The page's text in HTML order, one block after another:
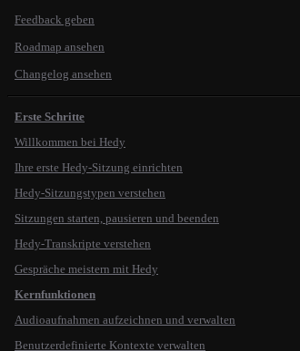
Feedback geben
Roadmap ansehen
Changelog ansehen
Erste Schritte
Willkommen bei Hedy
Ihre erste Hedy-Sitzung einrichten
Hedy-Sitzungstypen verstehen
Sitzungen starten, pausieren und beenden
Hedy-Transkripte verstehen
Gespräche meistern mit Hedy
Kernfunktionen
Audioaufnahmen aufzeichnen und verwalten
Benutzerdefinierte Kontexte verwalten